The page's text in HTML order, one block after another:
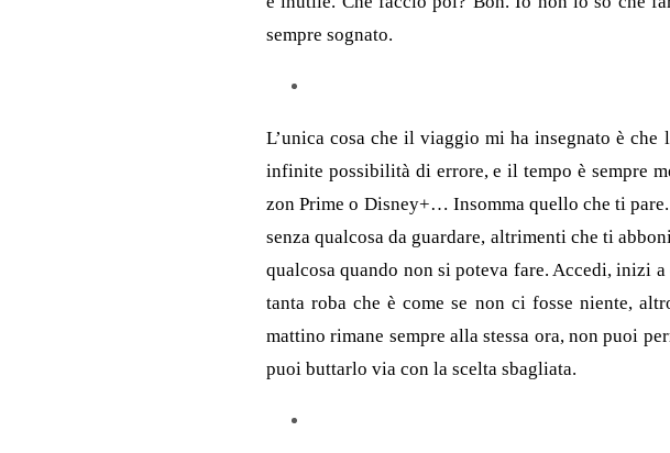
sempre sognato.
L’unica cosa che il viaggio mi ha insegnato è
infinite possibilità di errore, e il tempo è sempre
zon Prime o Disney+… Insomma quello che ti
senza qualcosa da guardare, altrimenti che ti
qualcosa quando non si poteva fare. Accedi, inizi
tanta roba che è come se non ci fosse niente,
mattino rimane sempre alla stessa ora, non puoi
puoi buttarlo via con la scelta sbagliata.